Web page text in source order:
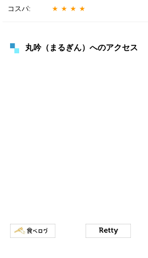
コスパ: ★★★★
丸吟（まるぎん）へのアクセス